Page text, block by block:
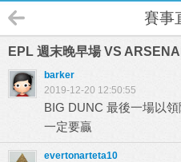
賽事
EPL 週末晚早場 VS
barker
2019-12-20 12:50:55
BIG DUNC 最後一場以
一定要贏
evertonarteta10